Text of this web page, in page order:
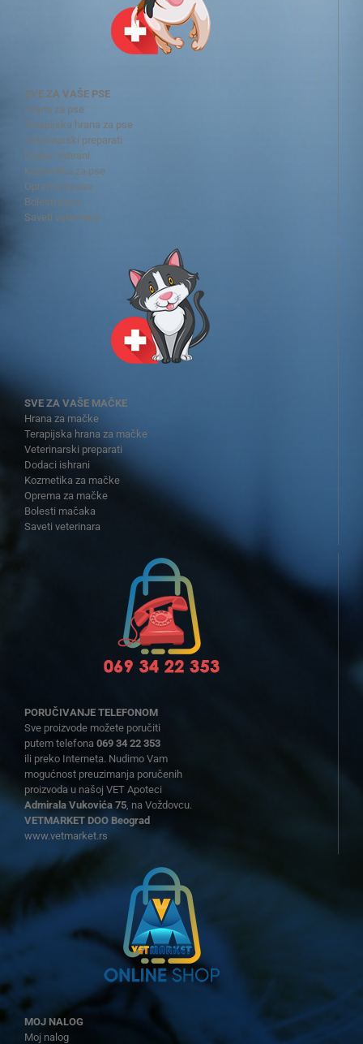
SVE ZA VAŠE PSE
Hrana za pse
Terapijska hrana za pse
Veterinarski preparati
Dodaci ishrani
Kozmetika za pse
Oprema za pse
Bolesti pasa
Saveti veterinara
SVE ZA VAŠE MAČKE
Hrana za mačke
Terapijska hrana za mačke
Veterinarski preparati
Dodaci ishrani
Kozmetika za mačke
Oprema za mačke
Bolesti mačaka
Saveti veterinara
PORUČIVANJE TELEFONOM
Sve proizvode možete poručiti
putem telefona 069 34 22 353
ili preko Interneta. Nudimo Vam
mogućnost preuzimanja poručenih
proizvoda u našoj VET Apoteci
Admirala Vukovića 75, na Voždovcu.
VETMARKET DOO Beograd
www.vetmarket.rs
MOJ NALOG
Moj nalog